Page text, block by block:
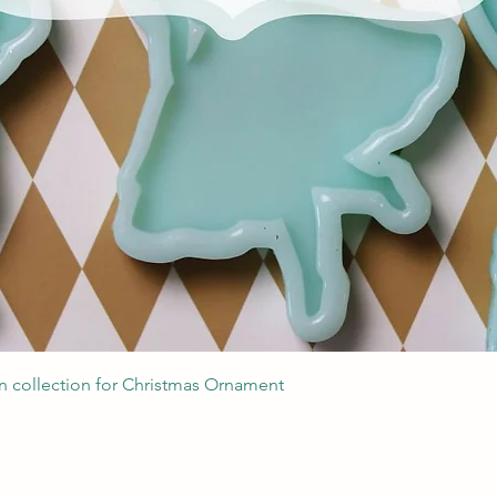
Podgląd
collection for Christmas Ornament